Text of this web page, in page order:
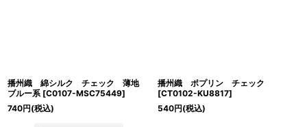
播州織 綿シルク チェック 薄地
ブルー系 [C0107-MSC75449]
740円(税込)
播州織 ポプリン チェック
[CT0102-KU8817]
540円(税込)